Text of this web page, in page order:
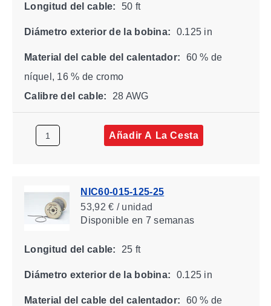
Longitud del cable: 50 ft
Diámetro exterior de la bobina: 0.125 in
Material del cable del calentador:
60 % de
níquel, 16 % de cromo
Calibre del cable:
28 AWG
Añadir A La Cesta
NIC60-015-125-25
53,92 € / unidad
Disponibleen 7 semanas
Longitud del cable: 25 ft
Diámetro exterior de la bobina: 0.125 in
Material del cable del calentador:
60 % de